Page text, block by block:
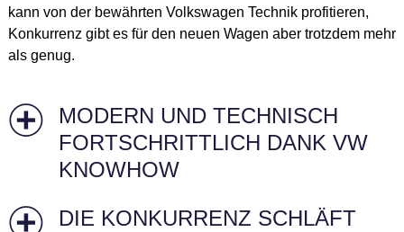
kann von der bewährten Volkswagen Technik profitieren,
Konkurrenz gibt es für den neuen Wagen aber trotzdem mehr
als genug.
MODERN UND TECHNISCH
FORTSCHRITTLICH DANK VW
KNOWHOW
DIE KONKURRENZ SCHLÄFT